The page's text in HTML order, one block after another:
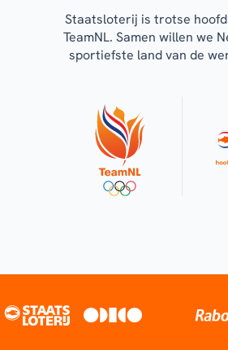
Staatsloterij is trotse
TeamNL. Samen willen we
sportiefste land van de